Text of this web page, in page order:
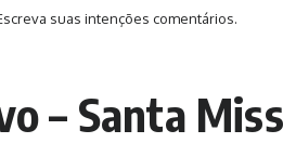
suas intenções comentários.
– Santa